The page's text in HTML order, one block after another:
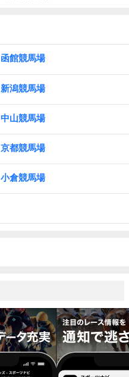
函館競馬場
新潟競馬場
中山競馬場
京都競馬場
小倉競馬場